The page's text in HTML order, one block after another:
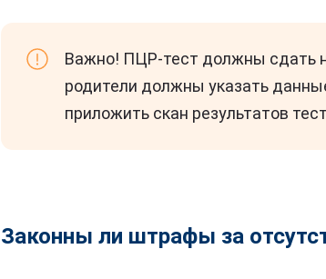
Важно! ПЦР-тест должны сдать
родители должны указать
приложить скан результатов
Законны ли штрафы за